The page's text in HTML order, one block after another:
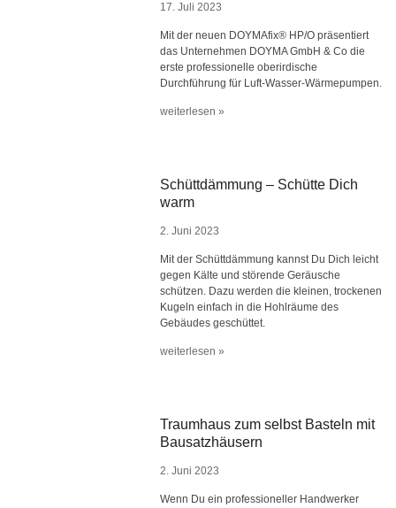
17. Juli 2023
Mit der neuen DOYMAfix® HP/O präsentiert
das Unternehmen DOYMA GmbH & Co die
erste professionelle oberirdische
Durchführung für Luft-Wasser-Wärmepumpen.
weiterlesen »
Schüttdämmung – Schütte Dich
warm
2. Juni 2023
Mit der Schüttdämmung kannst Du Dich leicht
gegen Kälte und störende Geräusche
schützen. Dazu werden die kleinen, trockenen
Kugeln einfach in die Hohlräume des
Gebäudes geschüttet.
weiterlesen »
Traumhaus zum selbst Basteln mit
Bausatzhäusern
2. Juni 2023
Wenn Du ein professioneller Handwerker